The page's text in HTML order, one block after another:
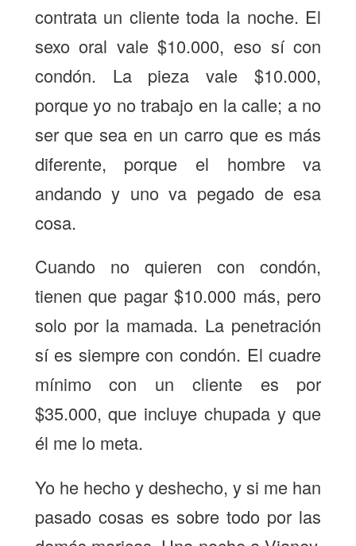
contrata un cliente toda la noche. El
sexo oral vale $10.000, eso sí con
condón. La pieza vale $10.000,
porque yo no trabajo en la calle; a no
ser que sea en un carro que es más
diferente, porque el hombre va
andando y uno va pegado de esa
cosa.
Cuando no quieren con condón,
tienen que pagar $10.000 más, pero
solo por la mamada. La penetración
sí es siempre con condón. El cuadre
mínimo con un cliente es por
$35.000, que incluye chupada y que
él me lo meta.
Yo he hecho y deshecho, y si me han
pasado cosas es sobre todo por las